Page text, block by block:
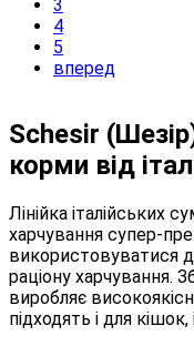
3
4
5
вперед
Schesir
корми від
Лінійка італійських
харчування супер-
використовуватися
раціону харчування.
виробляє
підходять і для кішок,